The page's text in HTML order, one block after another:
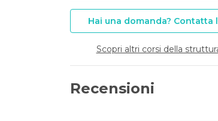
Hai una domanda? Contatta
Scopri altri corsi della
Recensioni